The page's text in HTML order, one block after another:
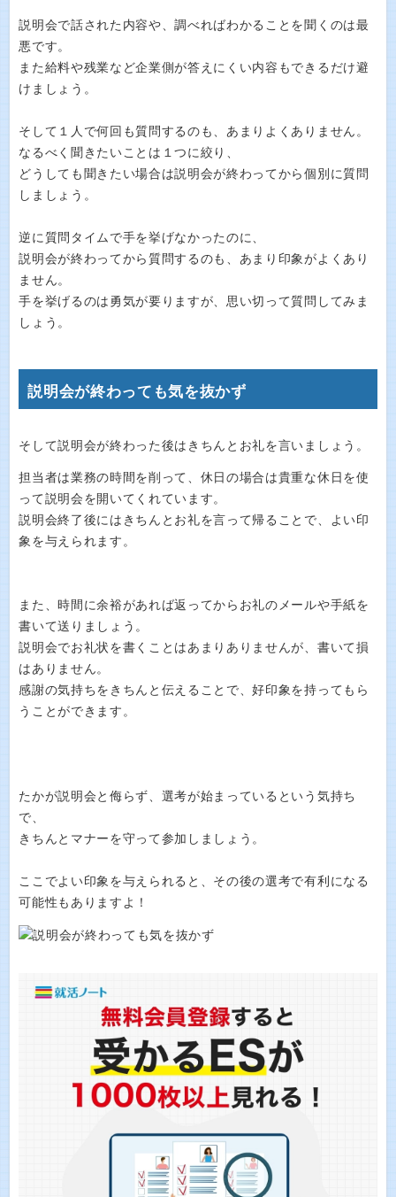
説明会で話された内容や、調べればわかることを聞くのは最
悪です。
また給料や残業など企業側が答えにくい内容もできるだけ避
けましょう。
そして１人で何回も質問するのも、あまりよくありません。
なるべく聞きたいことは１つに絞り、
どうしても聞きたい場合は説明会が終わってから個別に質問
しましょう。
逆に質問タイムで手を挙げなかったのに、
説明会が終わってから質問するのも、あまり印象がよくあり
ません。
手を挙げるのは勇気が要りますが、思い切って質問してみま
しょう。
説明会が終わっても気を抜かず
そして説明会が終わった後はきちんとお礼を言いましょう。
担当者は業務の時間を削って、休日の場合は貴重な休日を使
って説明会を開いてくれています。
説明会終了後にはきちんとお礼を言って帰ることで、よい印
象を与えられます。
また、時間に余裕があれば返ってからお礼のメールや手紙を
書いて送りましょう。
説明会でお礼状を書くことはあまりありませんが、書いて損
はありません。
感謝の気持ちをきちんと伝えることで、好印象を持ってもら
うことができます。
たかが説明会と侮らず、選考が始まっているという気持ち
で、
きちんとマナーを守って参加しましょう。
ここでよい印象を与えられると、その後の選考で有利になる
可能性もありますよ！